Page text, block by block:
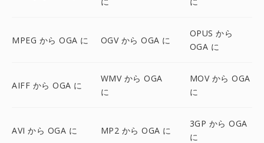
MPEG から OGA に OGV から OGA に
OPUS から
OGA に
AIFF から OGA に
WMV から OGA
に
MOV から OGA
に
AVI から OGA に MP2 から OGA に
3GP から OGA
に